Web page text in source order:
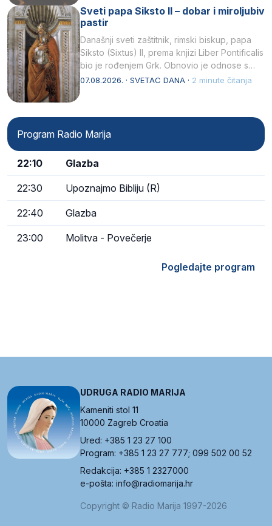
Sveti papa Siksto II – dobar i miroljubiv
pastir
Današnji sveti zaštitnik, rimski biskup, papa
Siksto (Sixtus) II, prema knjizi Liber Pontificalis
bio je rođenjem Grk. Obnovio je odnose s
afričkim…
07.08.2026. · SVETAC DANA · 2 minute čitanja
Program Radio Marija
22:10 Glazba
22:30 Upoznajmo Bibliju (R)
22:40 Glazba
23:00 Molitva - Povečerje
Pogledajte program
UDRUGA RADIO MARIJA
Kameniti stol 11
10000 Zagreb Croatia
Ured: +385 1 23 27 100
Program: +385 1 23 27 777; 099 502 00 52
Redakcija: +385 1 2327000
e-pošta: info@radiomarija.hr
Copyright © Radio Marija 1997-2026